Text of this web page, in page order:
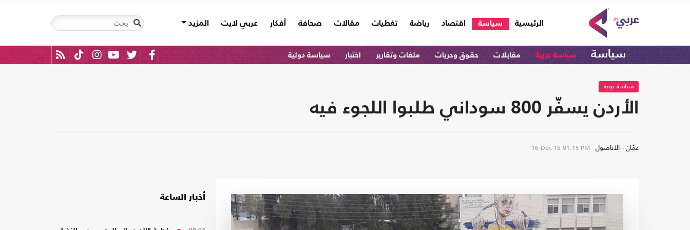
الرئيسية
(current) سياسة اقتصاد رياضة تغطيات مقالات صحافة أفكار عربي لايت المزيد
سياسة سياسة عربية مقابلات حقوق وحريات ملفات وتقارير اختبار سياسة دولية
سياسة عربية
الأردن يسفّر 800 سوداني طلبوا اللجوء فيه
عمّان - الأناضول 16-Dec-15 01:15 PM
أخبار الساعة